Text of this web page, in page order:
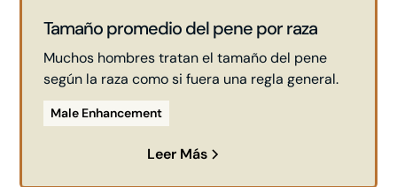
Tamaño promedio del pene por raza
Muchos hombres tratan el tamaño del pene
según la raza como si fuera una regla general.
Male Enhancement
Leer Más